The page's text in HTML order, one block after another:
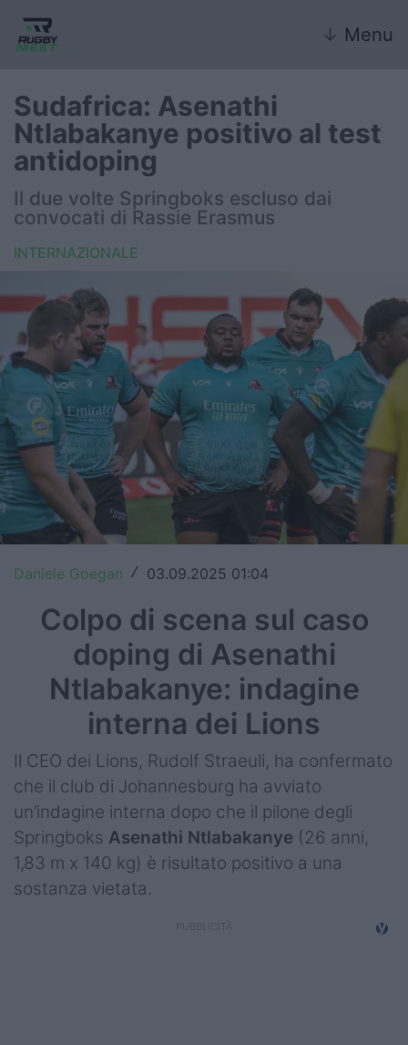
↓ Menu
Nazionale
Nazionali giovanili
Internazionale
6 Nazioni
United Rugby Championship
Top14
Premiership
Champions Cup
Rugby World Cup
Super Rugby
Rugby in TV
Mercato
Serie A Elite
Campionati
Serie A
Sudafrica: Asenathi
Ntlabakanye positivo al test
antidoping
Il due volte Springboks escluso dai
convocati di Rassie Erasmus
INTERNAZIONALE
Daniele Goegan / 03.09.2025 01:04
Colpo di scena sul caso
doping di Asenathi
Ntlabakanye: indagine
interna dei Lions
Il CEO dei Lions, Rudolf Straeuli, ha confermato
che il club di Johannesburg ha avviato
un’indagine interna dopo che il pilone degli
Springboks Asenathi Ntlabakanye (26 anni,
1,83 m x 140 kg) è risultato positivo a una
sostanza vietata.